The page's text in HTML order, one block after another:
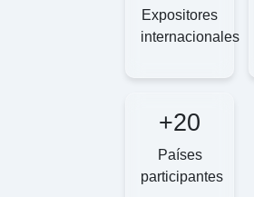
Expositores
internacionales
+20
Países
participantes